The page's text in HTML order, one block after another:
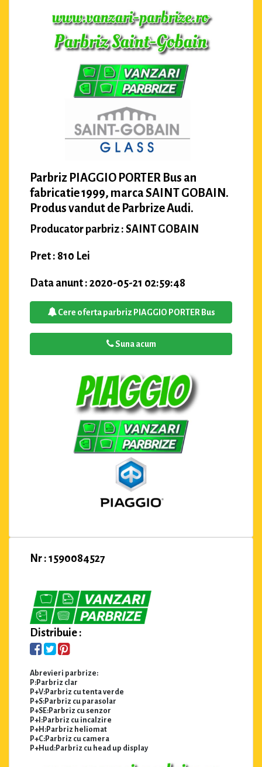
Parbriz PIAGGIO PORTER Bus an
fabricatie 1999, marca SAINT GOBAIN.
Produs vandut de Parbrize Audi.
Producator parbriz : SAINT GOBAIN
Pret : 810 Lei
Data anunt : 2020-05-21 02:59:48
Cere oferta parbriz PIAGGIO PORTER Bus
Suna acum
Nr : 1590084527
Distribuie :
Abrevieri parbrize:
P:Parbriz clar
P+V:Parbriz cu tenta verde
P+S:Parbriz cu parasolar
P+SE:Parbriz cu senzor
P+I:Parbriz cu incalzire
P+H:Parbriz heliomat
P+C:Parbriz cu camera
P+Hud:Parbriz cu head up display